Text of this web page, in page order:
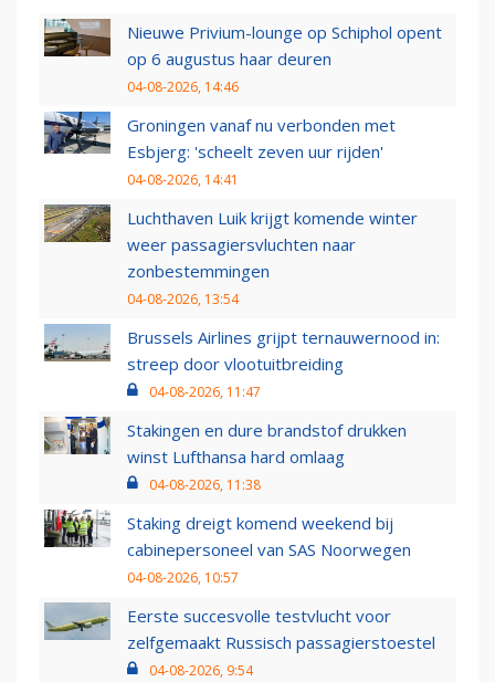
Nieuwe Privium-lounge op Schiphol opent
op 6 augustus haar deuren
04-08-2026, 14:46
Groningen vanaf nu verbonden met
Esbjerg: 'scheelt zeven uur rijden'
04-08-2026, 14:41
Luchthaven Luik krijgt komende winter
weer passagiersvluchten naar
zonbestemmingen
04-08-2026, 13:54
Brussels Airlines grijpt ternauwernood in:
streep door vlootuitbreiding
04-08-2026, 11:47
Stakingen en dure brandstof drukken
winst Lufthansa hard omlaag
04-08-2026, 11:38
Staking dreigt komend weekend bij
cabinepersoneel van SAS Noorwegen
04-08-2026, 10:57
Eerste succesvolle testvlucht voor
zelfgemaakt Russisch passagierstoestel
04-08-2026, 9:54